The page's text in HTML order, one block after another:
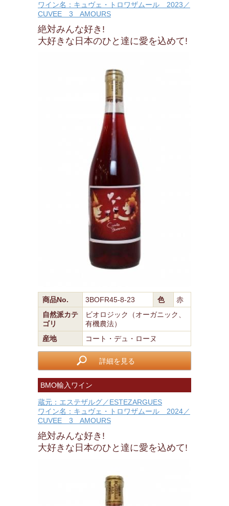
ワイン名：キュヴェ・トロワザムール 2023／
CUVEE 3 AMOURS
絶対みんな好き!
大好きな日本のひと達に愛を込めて!
商品No. 3BOFR45-8-23 色
赤
自然派カテ
ゴリ
ビオロジック（オーガニック、
有機農法）
産地
コート・デュ・ローヌ
詳細を見る
BMO輸入ワイン
蔵元：エステザルグ／ESTEZARGUES
ワイン名：キュヴェ・トロワザムール 2024／
CUVEE 3 AMOURS
絶対みんな好き!
大好きな日本のひと達に愛を込めて!